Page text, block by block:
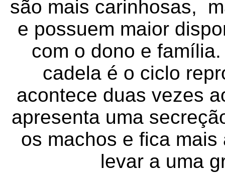
são mais carinhosas,
e possuem maior
com o dono e
cadela é o ciclo
acontece duas vezes
apresenta uma
os machos e fica
levar a uma